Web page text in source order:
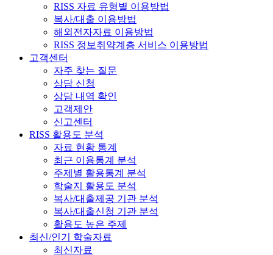
RISS 자료 유형별 이용방법
복사/대출 이용방법
해외전자자료 이용방법
RISS 정보취약계층 서비스 이용방법
고객센터
자주 찾는 질문
상담 신청
상담 내역 확인
고객제안
신고센터
RISS 활용도 분석
자료 현황 통계
최근 이용통계 분석
주제별 활용통계 분석
학술지 활용도 분석
복사/대출제공 기관 분석
복사/대출신청 기관 분석
활용도 높은 주제
최신/인기 학술자료
최신자료